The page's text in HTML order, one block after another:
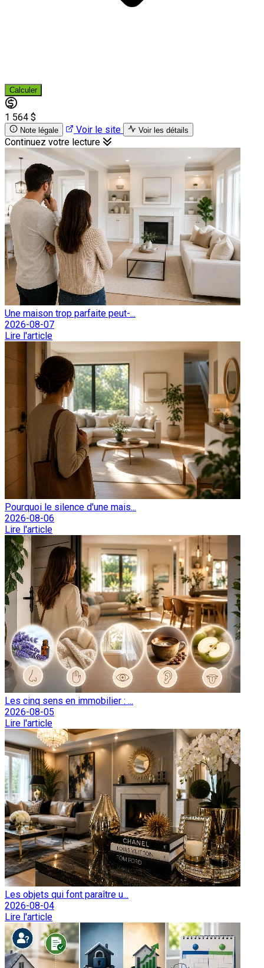
Calculer
1 564 $
Note légale Voir le site Voir les détails
Continuez votre lecture
Une maison trop parfaite peut-...
2026-08-07
Lire l'article
Pourquoi le silence d'une mais...
2026-08-06
Lire l'article
Les cinq sens en immobilier : ...
2026-08-05
Lire l'article
Les objets qui font paraître u...
2026-08-04
Lire l'article